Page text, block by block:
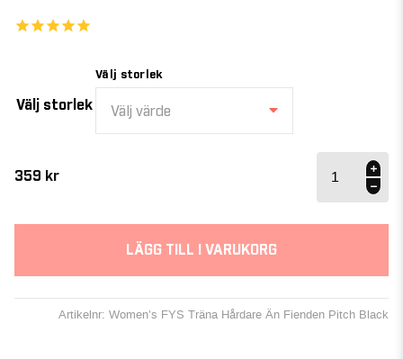
Välj storlek
Välj storlek
Välj värde
359 kr
FYS
Än
Black
mängd
LÄGG TILL I VARUKORG
Artikelnr: Women’s FYS Träna Hårdare Än Fienden Pitch Black